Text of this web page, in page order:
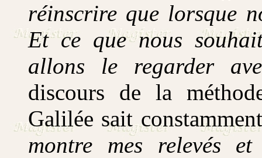
réinscrire que lorsque
Et ce que nous
allons le regarder
discours de la
Galilée sait
montre mes relevés